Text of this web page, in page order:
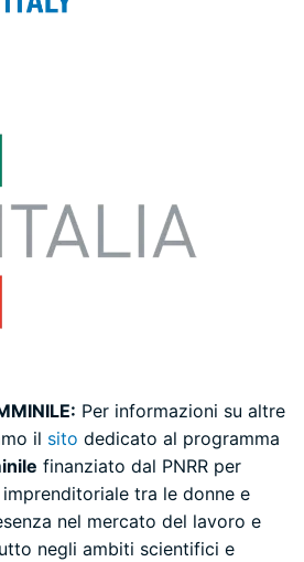
Per informazioni su altre
il sito dedicato al programma
finanziato dal PNRR per
tra le donne e
nel mercato del lavoro e
negli ambiti scientifici e